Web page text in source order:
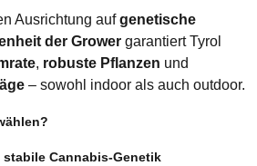
Ausrichtung aufgenetische
der Growergarantiert Tyrol
, robuste Pflanzen und
– sowohl indoor als auch outdoor.
Cannabis-Genetik